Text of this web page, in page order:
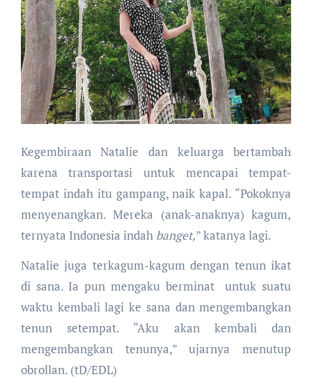
Kegembiraan Natalie dan keluarga bertambah
karena transportasi untuk mencapai tempat-
tempat indah itu gampang, naik kapal. “Pokoknya
menyenangkan. Mereka (anak-anaknya) kagum,
ternyata Indonesia indah banget,” katanya lagi.
Natalie juga terkagum-kagum dengan tenun ikat
di sana. Ia pun mengaku berminat untuk suatu
waktu kembali lagi ke sana dan mengembangkan
tenun setempat. “Aku akan kembali dan
mengembangkan tenunya,” ujarnya menutup
obrollan. (tD/EDL)